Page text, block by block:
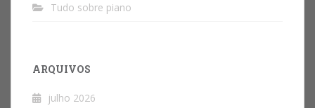
Tudo sobre piano
ARQUIVOS
julho 2026